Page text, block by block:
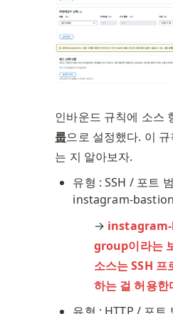
인바운드 규칙에 소스
룹으로 설정했다. 이
는 지 알아보자.
유형 : SSH / 포트
instagram-
→
group이라는
소스는 SSH
하는 걸 허용한